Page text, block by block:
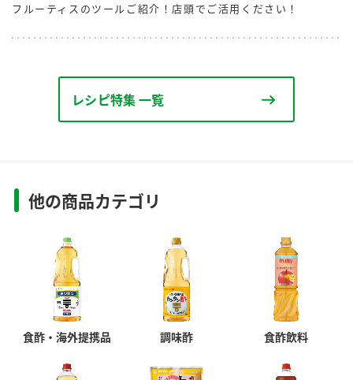
フルーティスのツールご紹介！店頭でご活用ください！
レシピ特集 一覧
他の商品カテゴリ
食酢・海外提携品 調味酢 食酢飲料